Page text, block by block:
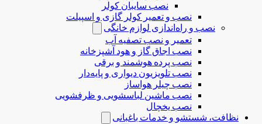
نصب سایبان کولر
نصب و تعمیر کولر گازی و اسپیلت
نصب و راه‌اندازی لوازم خانگی
تعمیر و نصب تصفیه آب
نصب اجاق گاز و هود آشپزخانه
نصب پرده هوشمند و برقی
نصب تلویزیون دیواری و پایه‌دار
نصب چیلر هواساز
نصب ماشین لباسشویی و ظرفشویی
نصب یخچال
نظافت، شستشو و خدمات باغبانی